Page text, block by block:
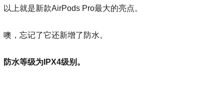
以上就是新款AirPods Pro最大的亮点。
噢，忘记了它还新增了防水。
防水等级为IPX4级别。